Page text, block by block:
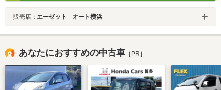
販売店： エーゼット オート横浜
あなたにおすすめの中古車 ［PR］